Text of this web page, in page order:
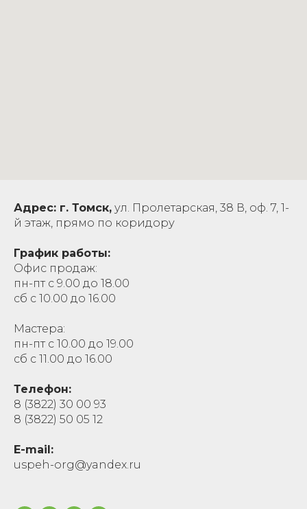
Адрес: г. Томск, ул. Пролетарская, 38 В, оф. 7, 1-
й этаж, прямо по коридору
График работы:
Офис продаж:
пн-пт с 9.00 до 18.00
сб с 10.00 до 16.00
Мастера:
пн-пт с 10.00 до 19.00
сб с 11.00 до 16.00
Телефон:
8 (3822) 30 00 93
8 (3822) 50 05 12
E-mail:
uspeh-org@yandex.ru